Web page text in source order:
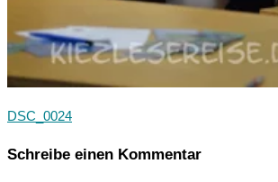
DSC_0024
Schreibe einen Kommentar